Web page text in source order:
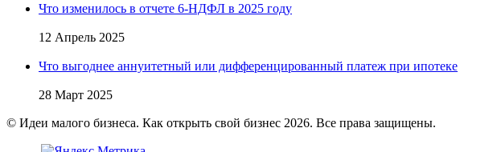
Что изменилось в отчете 6-НДФЛ в 2025 году
12 Апрель 2025
Что выгоднее аннуитетный или дифференцированный платеж при ипотеке
28 Март 2025
© Идеи малого бизнеса. Как открыть свой бизнес 2026. Все права защищены.